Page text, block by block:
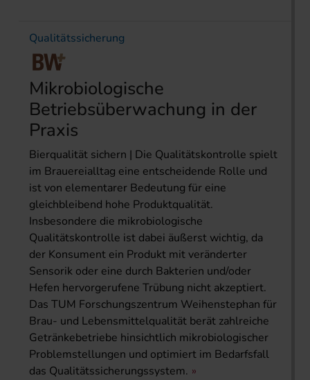
Qualitätssicherung
Mikrobiologische
Betriebsüberwachung in der
Praxis
Bierqualität sichern | Die Qualitätskontrolle spielt
im Brauereialltag eine entscheidende Rolle und
ist von elementarer Bedeutung für eine
gleichbleibend hohe Produktqualität.
Insbesondere die mikrobiologische
Qualitätskontrolle ist dabei äußerst wichtig, da
der Konsument ein Produkt mit veränderter
Sensorik oder eine durch Bakterien und/oder
Hefen hervorgerufene Trübung nicht akzeptiert.
Das TUM Forschungszentrum Weihenstephan für
Brau- und Lebensmittelqualität berät zahlreiche
Getränkebetriebe hinsichtlich mikrobiologischer
Problemstellungen und optimiert im Bedarfsfall
das Qualitätssicherungssystem.